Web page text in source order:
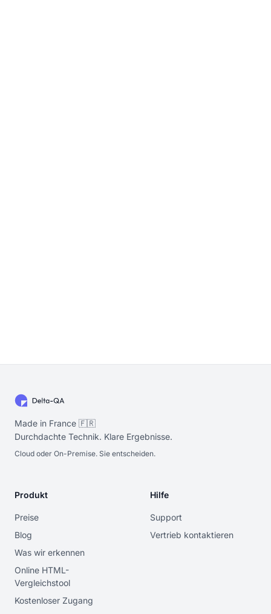
Made in France 🇫🇷
Durchdachte Technik. Klare Ergebnisse.
Cloud oder On-Premise. Sie entscheiden.
Produkt
Preise
Blog
Was wir erkennen
Online HTML-
Vergleichstool
Kostenloser Zugang
Hilfe
Support
Vertrieb kontaktieren